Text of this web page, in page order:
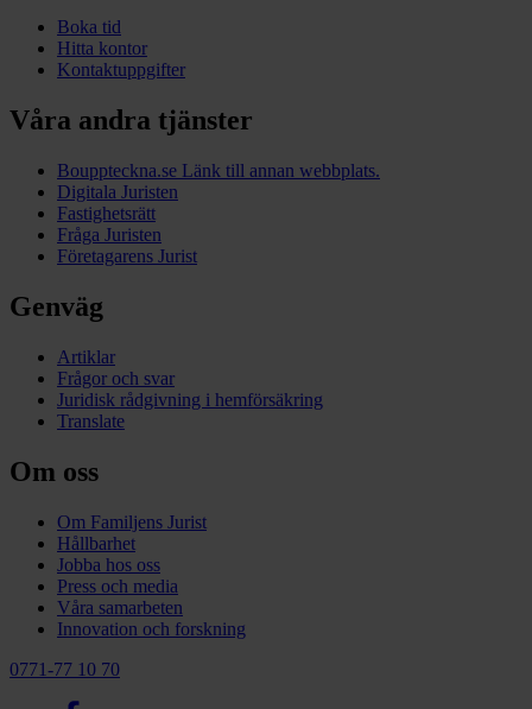
Boka tid
Hitta kontor
Kontaktuppgifter
Våra andra tjänster
Bouppteckna.se Länk till annan webbplats.
Digitala Juristen
Fastighetsrätt
Fråga Juristen
Företagarens Jurist
Genväg
Artiklar
Frågor och svar
Juridisk rådgivning i hemförsäkring
Translate
Om oss
Om Familjens Jurist
Hållbarhet
Jobba hos oss
Press och media
Våra samarbeten
Innovation och forskning
0771-77 10 70